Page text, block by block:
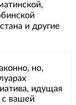
и другие
но,
идущая
с вашей